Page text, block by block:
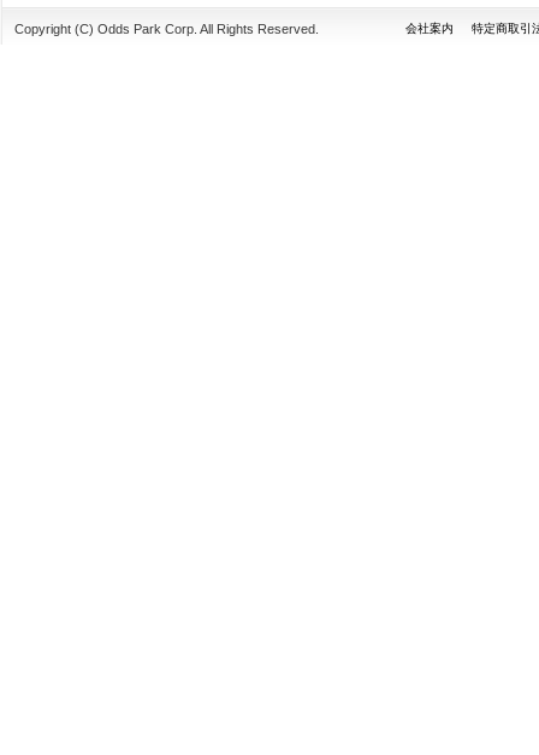
Copyright (C) Odds Park Corp. All Rights Reserved. 会社案内 特定商取引